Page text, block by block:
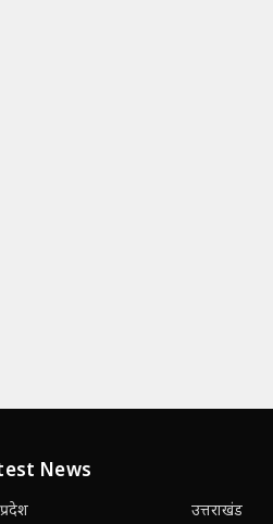
News
उत्तराखंड